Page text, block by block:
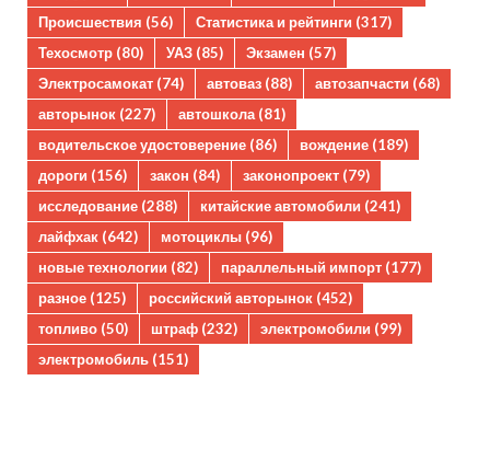
Происшествия (56) Статистика и рейтинги (317)
Техосмотр (80) УАЗ (85) Экзамен (57)
Электросамокат (74) автоваз (88) автозапчасти (68)
авторынок (227) автошкола(81)
водительское удостоверение (86) вождение (189)
дороги (156) закон (84) законопроект (79)
исследование (288) китайские автомобили (241)
лайфхак (642) мотоциклы (96)
новые технологии (82) параллельный импорт (177)
разное (125) российский авторынок (452)
топливо (50) штраф (232) электромобили (99)
электромобиль (151)